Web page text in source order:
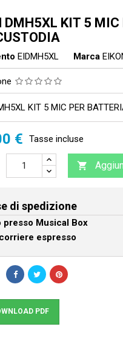
DMH5XL KIT 5 MIC
EIDMH5XL Marca
KIT 5 MIC PER
€ Tasse incluse

di spedizione
presso Musical Box
espresso
PDF